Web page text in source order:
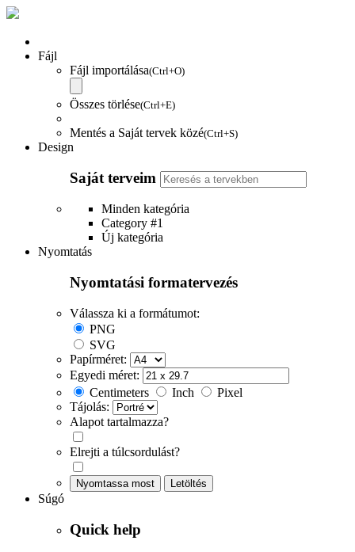
Fájl
Fájl importálása(Ctrl+O)
Összes törlése(Ctrl+E)
Mentés a Saját tervek közé(Ctrl+S)
Design
Saját terveim
Minden kategória
Category #1
Új kategória
Nyomtatás
Nyomtatási formatervezés
Válassza ki a formátumot:
PNG
SVG
Papírméret:
Egyedi méret:
Centimeters
Inch
Pixel
Tájolás:
Alapot tartalmazza?
Elrejti a túlcsordulást?
Nyomtassa most Letöltés
Súgó
Quick help